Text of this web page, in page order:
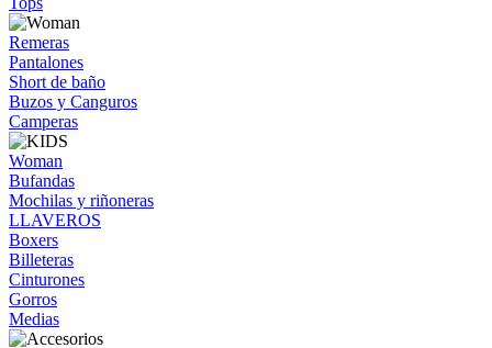
Remeras
Pantalones
Short de baño
Buzos y Canguros
Camperas
Woman
Bufandas
Mochilas y riñoneras
LLAVEROS
Boxers
Billeteras
Cinturones
Gorros
Medias